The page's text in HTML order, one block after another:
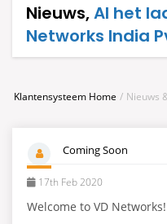
Nieuws,Al het
Networks India
Klantensysteem Home Nieuws
Coming Soon
17th Feb 2020
Welcome to VD